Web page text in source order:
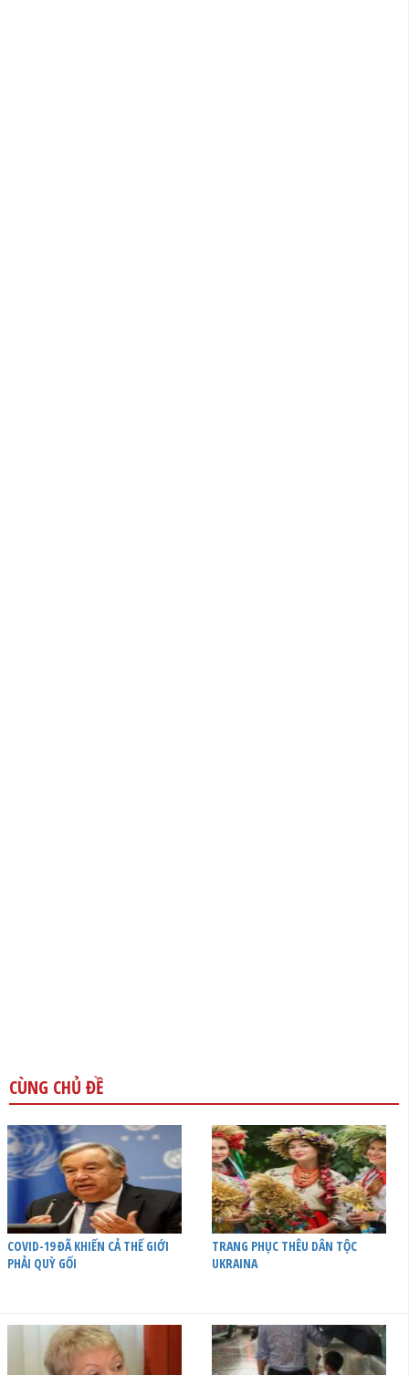
CÙNG CHỦ ĐỀ
COVID-19 ĐÃ KHIẾN CẢ THẾ GIỚI
PHẢI QUỲ GỐI
TRANG PHỤC THÊU DÂN TỘC
UKRAINA